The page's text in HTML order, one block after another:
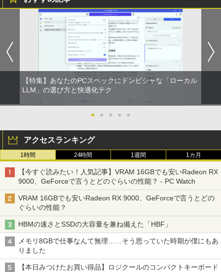
【特集】あなたのPCスペックにドンピシャな「ローカル
LLM」の選び方と快適化テク
● ● ● ● ●
アクセスランキング
1時間 24時間 1週間 1カ月
【今すぐ読みたい！人気記事】VRAM 16GBでも安いRadeon RX
9000、GeForceで言うとどのぐらいの性能？ - PC Watch
VRAM 16GBでも安いRadeon RX 9000、GeForceで言うとどの
ぐらいの性能？
HBMの速さとSSDの大容量を兼ね備えた「HBF」
メモリ8GBで仕事なんて無理……そう思っていた時期が僕にもあ
りました
【本日みつけたお買い得品】ロジクールのコンパクトキーボード